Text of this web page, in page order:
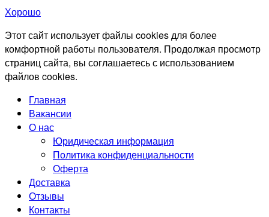
Хорошо
Этот сайт использует файлы cookies для более
комфортной работы пользователя. Продолжая просмотр
страниц сайта, вы соглашаетесь с использованием
файлов cookies.
Главная
Вакансии
О нас
Юридическая информация
Политика конфиденциальности
Оферта
Доставка
Отзывы
Контакты